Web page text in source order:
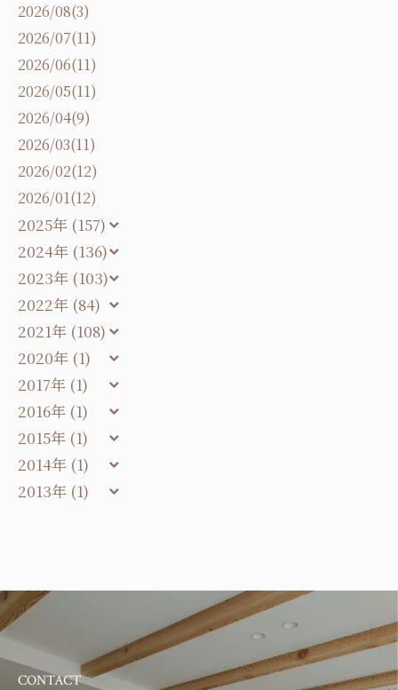
2026/08(3)
2026/07(11)
2026/06(11)
2026/05(11)
2026/04(9)
2026/03(11)
2026/02(12)
2026/01(12)
2025年 (157)
2024年 (136)
2023年 (103)
2022年 (84)
2021年 (108)
2020年 (1)
2017年 (1)
2016年 (1)
2015年 (1)
2014年 (1)
2013年 (1)
CONTACT